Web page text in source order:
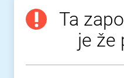
Ta
je že